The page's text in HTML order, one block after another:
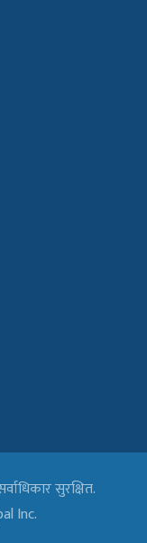
सुरक्षित.
Inc.